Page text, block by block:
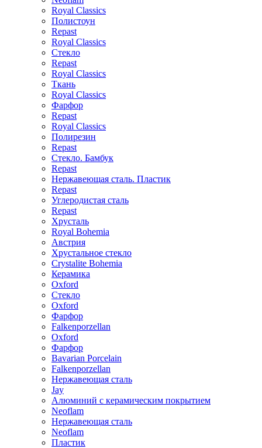
Royal Classics
Полистоун
Repast
Royal Classics
Стекло
Repast
Royal Classics
Ткань
Royal Classics
Фарфор
Repast
Royal Classics
Полирезин
Repast
Стекло. Бамбук
Repast
Нержавеющая сталь. Пластик
Repast
Углеродистая сталь
Repast
Хрусталь
Royal Bohemia
Австрия
Хрустальное стекло
Crystalite Bohemia
Керамика
Oxford
Стекло
Oxford
Фарфор
Falkenporzellan
Oxford
Фарфор
Bavarian Porcelain
Falkenporzellan
Нержавеющая сталь
Jay
Алюминий с керамическим покрытием
Neoflam
Нержавеющая сталь
Neoflam
Пластик